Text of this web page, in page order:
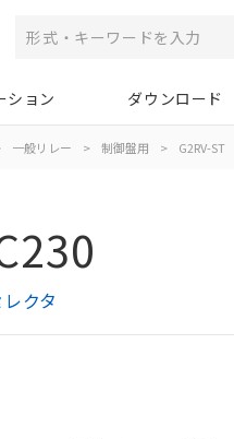
ション ダウンロード
一般リレー > 制御盤用 > G2RV-ST
クタ